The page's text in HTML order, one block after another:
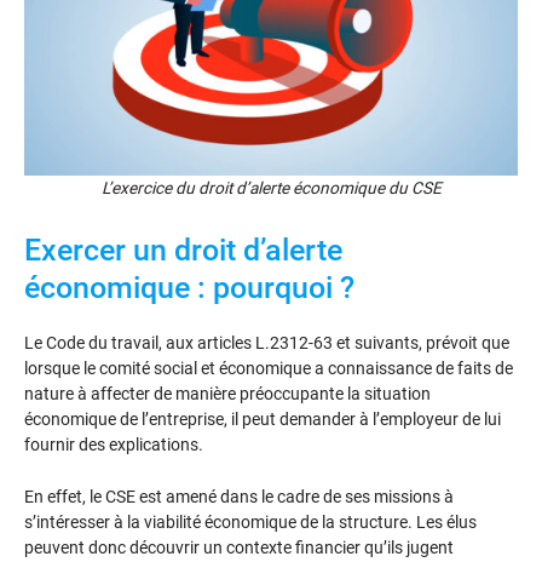
L’exercice du droit d’alerte économique du CSE
Exercer un droit d’alerte
économique : pourquoi ?
Le Code du travail, aux articles L.2312-63 et suivants, prévoit que
lorsque le comité social et économique a connaissance de faits de
nature à affecter de manière préoccupante la situation
économique de l’entreprise, il peut demander à l’employeur de lui
fournir des explications.
En effet, le CSE est amené dans le cadre de ses missions à
s’intéresser à la viabilité économique de la structure. Les élus
peuvent donc découvrir un contexte financier qu’ils jugent